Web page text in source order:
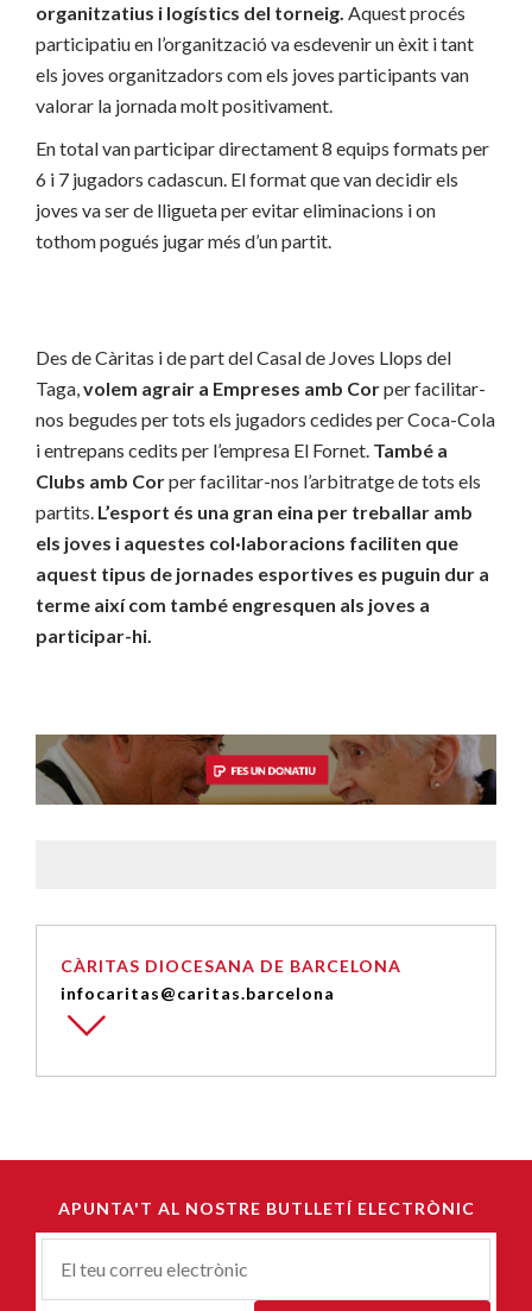
organitzatius i logístics del torneig. Aquest procés
participatiu en l’organització va esdevenir un èxit i tant
els joves organitzadors com els joves participants van
valorar la jornada molt positivament.
En total van participar directament 8 equips formats per
6 i 7 jugadors cadascun. El format que van decidir els
joves va ser de lligueta per evitar eliminacions i on
tothom pogués jugar més d’un partit.
Des de Càritas i de part del Casal de Joves Llops del
Taga,volem agrair a Empreses amb Corper facilitar-
nos begudes per tots els jugadors cedides per Coca-Cola
i entrepans cedits per l’empresa El Fornet. També a
Clubs amb Corper facilitar-nos l’arbitratge de tots els
partits. L’esport és una gran eina per treballar amb
els joves i aquestes col·laboracions faciliten que
aquest tipus de jornades esportives es puguin dur a
terme així com també engresquen als joves a
participar-hi.
CÀRITAS DIOCESANA DE BARCELONA
infocaritas@caritas.barcelona
APUNTA'T AL NOSTRE BUTLLETÍ ELECTRÒNIC
Correu-